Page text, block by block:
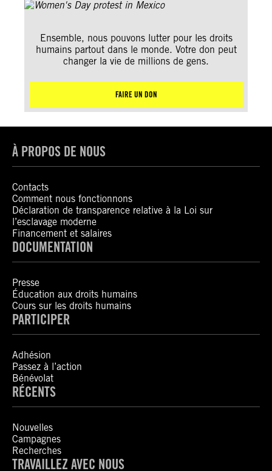
Ensemble, nous pouvons lutter pour les droits
humains partout dans le monde. Votre don peut
changer la vie de millions de gens.
FAIRE UN DON
À PROPOS DE NOUS
Contacts
Comment nous fonctionnons
Déclaration de transparence relative à la Loi sur
l’esclavage moderne
Financement et salaires
DOCUMENTATION
Presse
Éducation aux droits humains
Cours sur les droits humains
PARTICIPER
Adhésion
Passez à l’action
Bénévolat
RÉCENTS
Nouvelles
Campagnes
Recherches
TRAVAILLEZ AVEC NOUS